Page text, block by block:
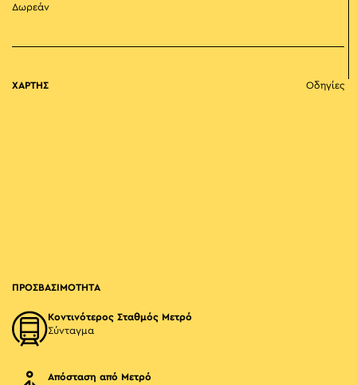
Δωρεάν
ΧΑΡΤΗΣ Οδηγίες
ΠΡΟΣΒΑΣΙΜΟΤΗΤΑ
Κοντινότερος Σταθμός Μετρό
Σύνταγμα
Απόσταση από Μετρό